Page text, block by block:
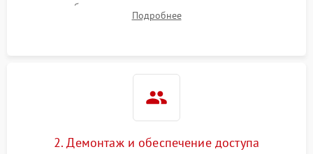
жалоб на отсутствие слива, нагрева, вращения
разбрызгивателей или срабатывание системы защиты
Подробнее
2. Демонтаж и обеспечение доступа